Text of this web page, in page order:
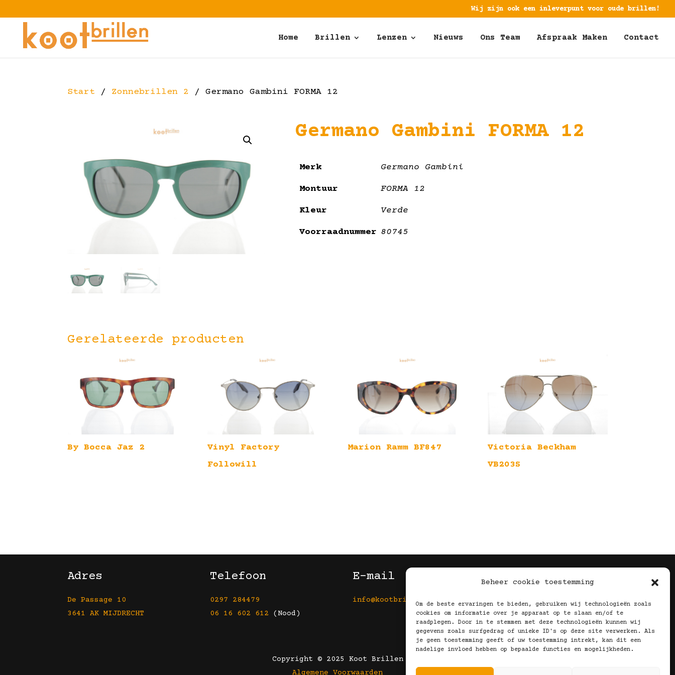
Beheer cookie toestemming
Om de beste ervaringen te bieden, gebruiken wij technologieën zoals
cookies om informatie over je apparaat op te slaan en/of te
raadplegen. Door in te stemmen met deze technologieën kunnen wij
gegevens zoals surfgedrag of unieke ID's op deze site verwerken. Als
je geen toestemming geeft of uw toestemming intrekt, kan dit een
nadelige invloed hebben op bepaalde functies en mogelijkheden.
Wij zijn ook een inleverpunt voor oude brillen!
Home Brillen Lenzen Nieuws Ons Team Afspraak Maken Contact
Start / Zonnebrillen 2 / Germano Gambini FORMA 12
Germano Gambini FORMA 12
Merk Germano Gambini
Montuur FORMA 12
Kleur Verde
Voorraadnummer 80745
Gerelateerde producten
By Bocca Jaz 2
Vinyl Factory
Followill
Marion Ramm BF847
Victoria Beckham
VB203S
Adres
De Passage 10
3641 AK MIJDRECHT
Telefoon
0297 284479
06 16 602 612 (Nood)
E-mail
info@kootbrillen.nl
Volg Ons!
Copyright © 2025 Koot Brillen
Algemene Voorwaarden